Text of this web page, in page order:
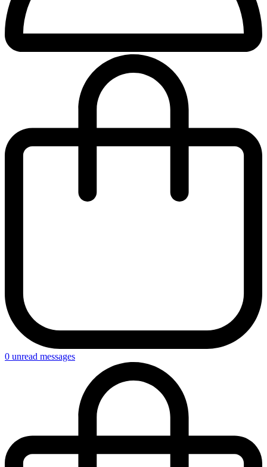
0 unread messages